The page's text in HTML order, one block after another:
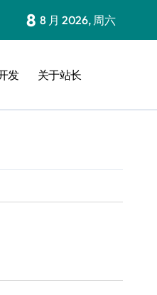
8 8 月 2026, 周六
发 关于站长